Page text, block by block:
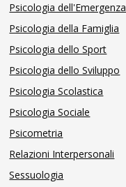
Psicologia dell'Emergenza
Psicologia della Famiglia
Psicologia dello Sport
Psicologia dello Sviluppo
Psicologia Scolastica
Psicologia Sociale
Psicometria
Relazioni Interpersonali
Sessuologia